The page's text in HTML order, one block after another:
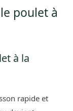
poulet à
à la
rapide et